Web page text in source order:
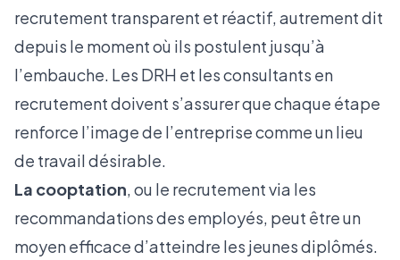
recrutement transparent et réactif, autrement dit
depuis le moment où ils postulent jusqu’à
l’embauche. Les DRH et les consultants en
recrutement doivent s’assurer que chaque étape
renforce l’image de l’entreprise comme un lieu
de travail désirable.
La cooptation, ou le recrutement via les
recommandations des employés, peut être un
moyen efficace d’atteindre les jeunes diplômés.